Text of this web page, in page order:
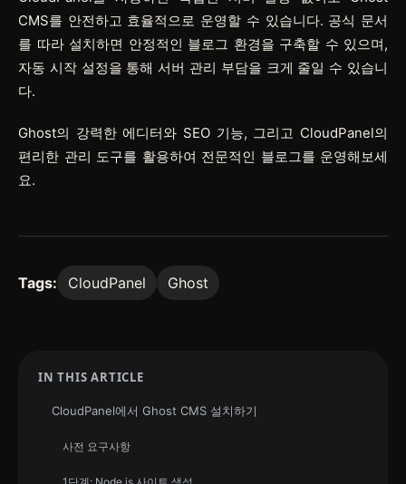
CMS를 안전하고 효율적으로 운영할 수 있습니다. 공식 문서
를 따라 설치하면 안정적인 블로그 환경을 구축할 수 있으며,
자동 시작 설정을 통해 서버 관리 부담을 크게 줄일 수 있습니
다.
Ghost의 강력한 에디터와 SEO 기능, 그리고 CloudPanel의
편리한 관리 도구를 활용하여 전문적인 블로그를 운영해보세
요.
Tags: CloudPanel Ghost
IN THIS ARTICLE
CloudPanel에서 Ghost CMS 설치하기
사전 요구사항